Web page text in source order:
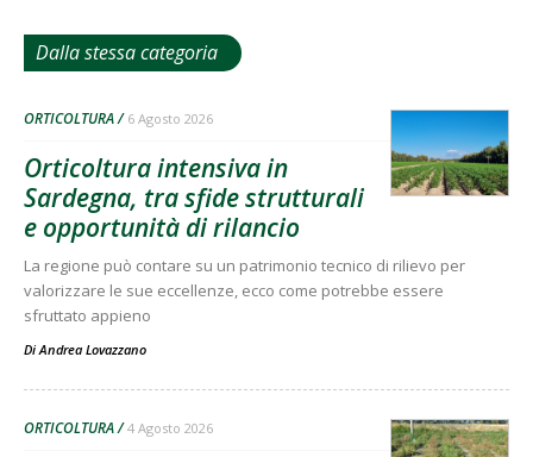
Dalla stessa categoria
ORTICOLTURA 6 Agosto 2026
Orticoltura intensiva in
Sardegna, tra sfide strutturali
e opportunità di rilancio
La regione può contare su un patrimonio tecnico di rilievo per
valorizzare le sue eccellenze, ecco come potrebbe essere
sfruttato appieno
Di Andrea Lovazzano
ORTICOLTURA 4 Agosto 2026